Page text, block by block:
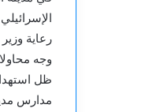
رعاية
وجه
ظل
مدارس